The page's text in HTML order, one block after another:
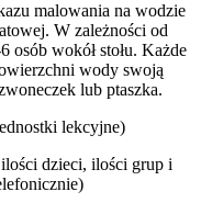
malowania na wodzie
W zależności od
osób wokół stołu. Każde
wody swoją
lub ptaszka.
lekcyjne)
dzieci, ilości grup i